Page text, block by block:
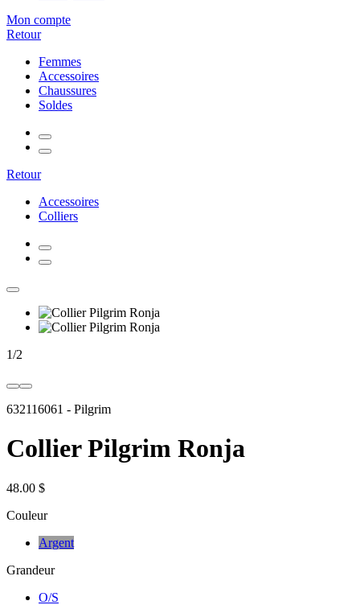
Mon compte
Retour
Femmes
Accessoires
Chaussures
Soldes
Retour
Accessoires
Colliers
1/2
632116061 - Pilgrim
Collier Pilgrim Ronja
48.00 $
Couleur
Argent
Grandeur
O/S